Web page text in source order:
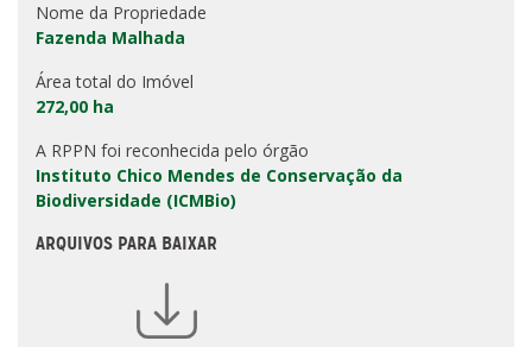
Nome da Propriedade
Fazenda Malhada
Área total do Imóvel
272,00 ha
A RPPN foi reconhecida pelo órgão
Instituto Chico Mendes de Conservação da
Biodiversidade (ICMBio)
ARQUIVOS PARA BAIXAR